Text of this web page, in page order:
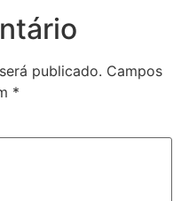
publicado. Campos
*